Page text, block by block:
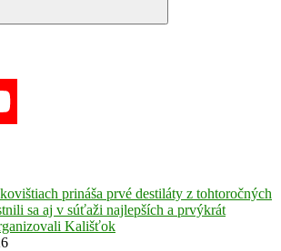
Search
prináša prvé destiláty z tohtoročných
sa aj v súťaži najlepších a prvýkrát
Kališťok